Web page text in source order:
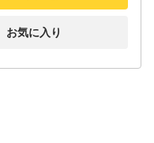
お気に入り